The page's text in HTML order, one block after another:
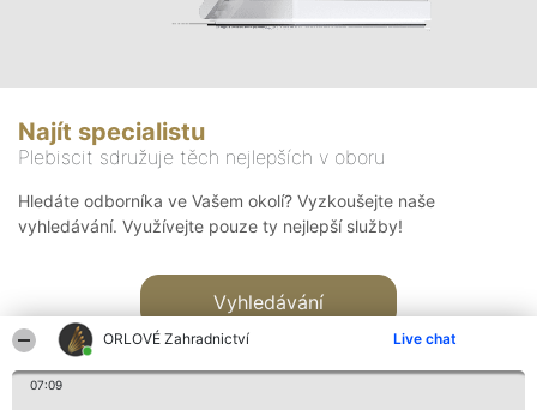
ORLOVÉ Zahradnictví Live chat
07:09
Najít specialistu
Plebiscit sdružuje těch nejlepších v oboru
Hledáte odborníka ve Vašem okolí? Vyzkoušejte naše
vyhledávání. Využívejte pouze ty nejlepší služby!
Vyhledávání